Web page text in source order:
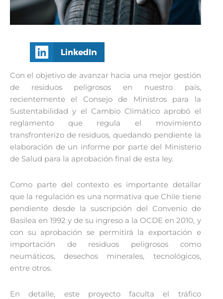
Con el objetivo de avanzar hacia una mejor gestión
de residuos peligrosos en nuestro país,
recientemente el Consejo de Ministros para la
Sustentabilidad y el Cambio Climático aprobó el
reglamento que regula el movimiento
transfronterizo de residuos, quedando pendiente la
elaboración de un informe por parte del Ministerio
de Salud para la aprobación final de esta ley.
Como parte del contexto es importante detallar
que la regulación es una normativa que Chile tiene
pendiente desde la suscripción del Convenio de
Basilea en 1992 y de su ingreso a la OCDE en 2010, y
con su aprobación se permitirá la exportación e
importación de residuos peligrosos como
neumáticos, desechos minerales, tecnológicos,
entre otros.
En detalle, este proyecto faculta el tráfico